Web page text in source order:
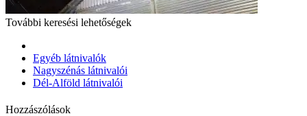
További keresési lehetőségek
Egyéb látnivalók
Nagyszénás látnivalói
Dél-Alföld látnivalói
Hozzászólások